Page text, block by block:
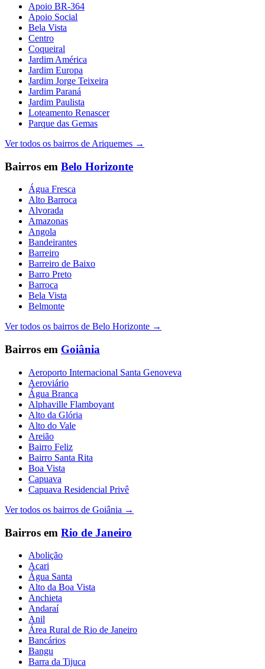
Apoio BR-364
Apoio Social
Bela Vista
Centro
Coqueiral
Jardim América
Jardim Europa
Jardim Jorge Teixeira
Jardim Paraná
Jardim Paulista
Loteamento Renascer
Parque das Gemas
Ver todos os bairros de Ariquemes →
Bairros em Belo Horizonte
Água Fresca
Alto Barroca
Alvorada
Amazonas
Angola
Bandeirantes
Barreiro
Barreiro de Baixo
Barro Preto
Barroca
Bela Vista
Belmonte
Ver todos os bairros de Belo Horizonte →
Bairros em Goiânia
Aeroporto Internacional Santa Genoveva
Aeroviário
Água Branca
Alphaville Flamboyant
Alto da Glória
Alto do Vale
Areião
Bairro Feliz
Bairro Santa Rita
Boa Vista
Capuava
Capuava Residencial Privê
Ver todos os bairros de Goiânia →
Bairros em Rio de Janeiro
Abolição
Acari
Água Santa
Alto da Boa Vista
Anchieta
Andaraí
Anil
Área Rural de Rio de Janeiro
Bancários
Bangu
Barra da Tijuca